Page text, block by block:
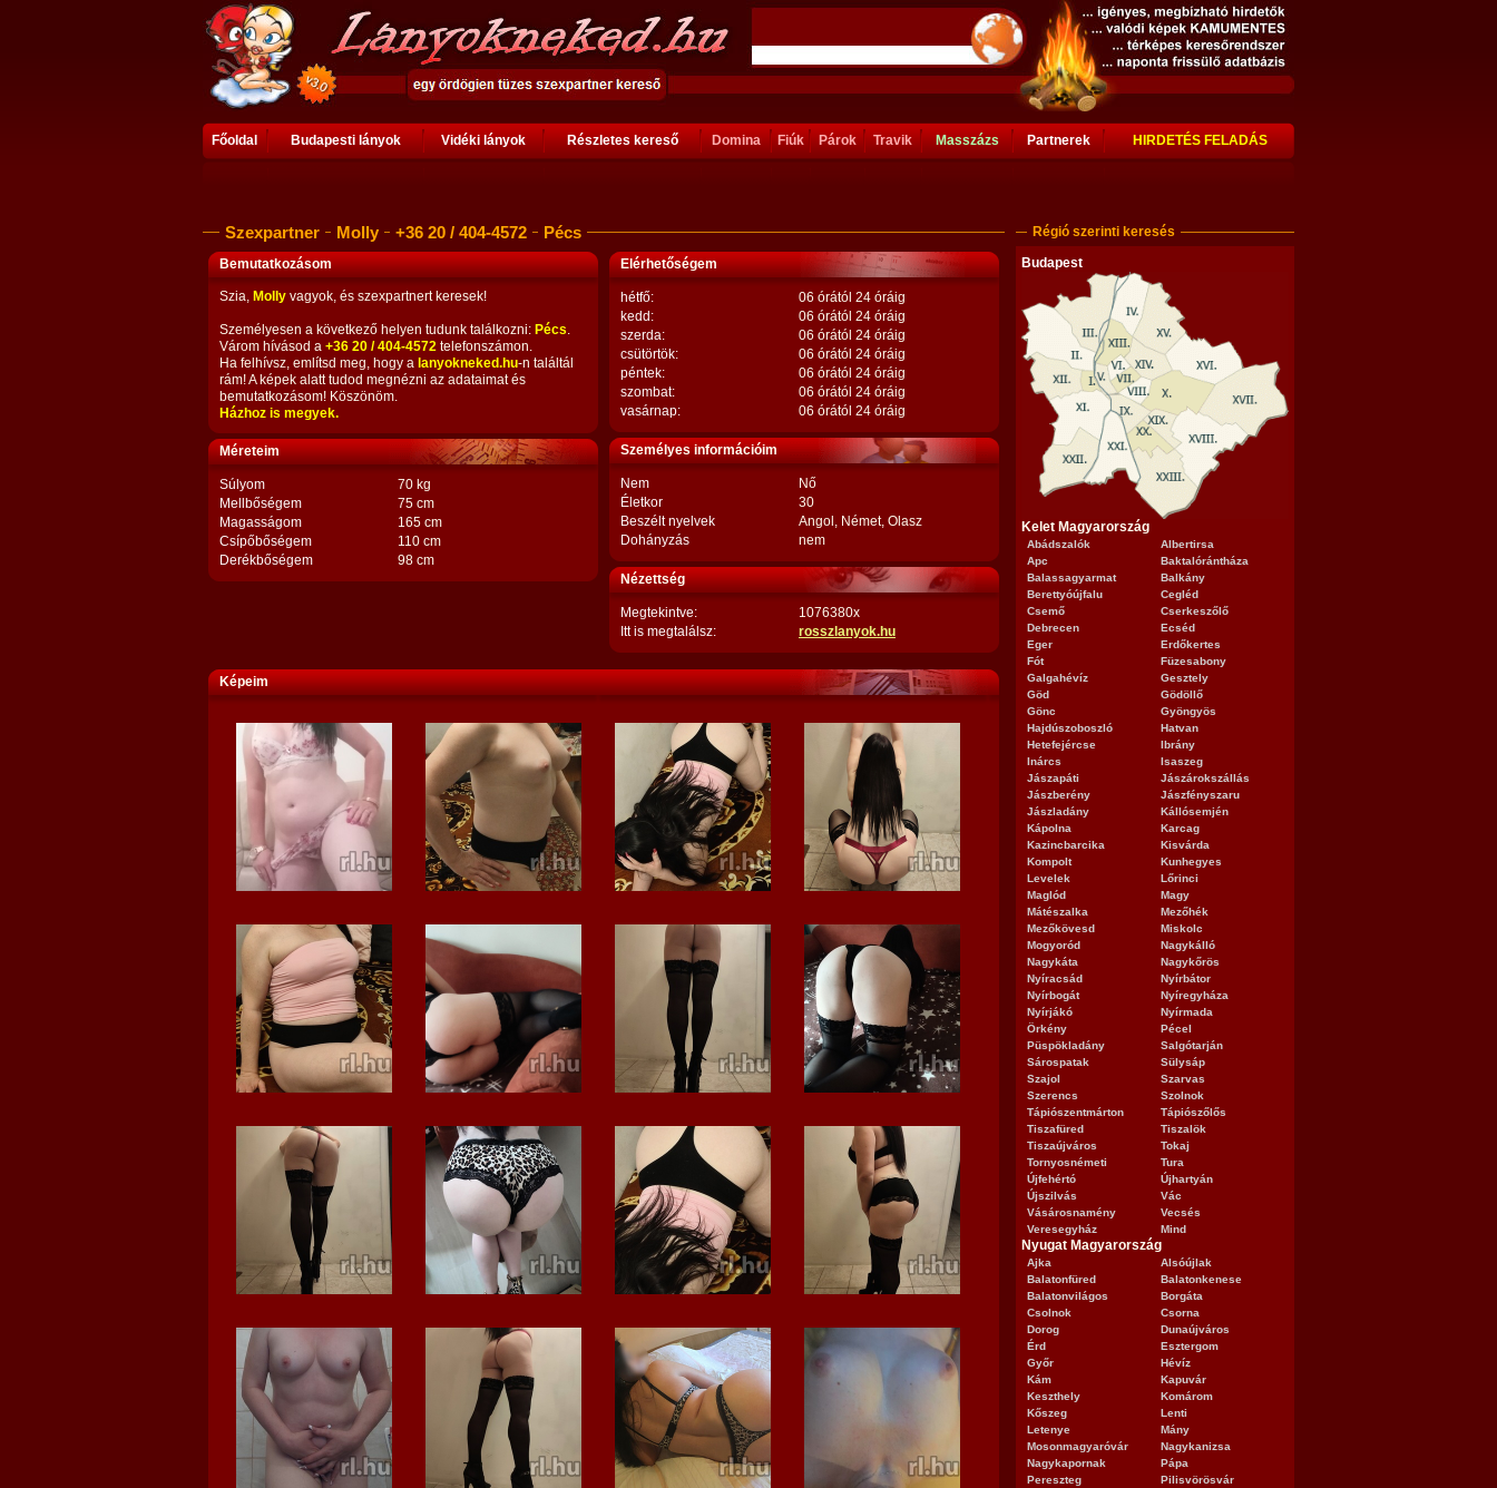
Főoldal Budapesti lányok Vidéki lányok Részletes kereső Domina Fiúk Párok Travik Masszázs Partnerek HIRDETÉS FELADÁS
Szexpartner Molly +36 20 / 404-4572 Pécs
Bemutatkozásom
Szia, Molly vagyok, és szexpartnert keresek!
Személyesen a következő helyen tudunk találkozni: Pécs.
Várom hívásod a +36 20 / 404-4572 telefonszámon.
Ha felhívsz, említsd meg, hogy a lanyokneked.hu-n találtál
rám! A képek alatt tudod megnézni az adataimat és
bemutatkozásom! Köszönöm.
Házhoz is megyek.
Méreteim
Súlyom
70 kg
Mellbőségem
75 cm
Magasságom
165 cm
Csípőbőségem
110 cm
Derékbőségem
98 cm
Elérhetőségem
hétfő:
06 órától 24 óráig
kedd:
06 órától 24 óráig
szerda:
06 órától 24 óráig
csütörtök:
06 órától 24 óráig
péntek:
06 órától 24 óráig
szombat:
06 órától 24 óráig
vasárnap:
06 órától 24 óráig
Személyes információim
Nem
Nő
Életkor
30
Beszélt nyelvek
Angol, Német, Olasz
Dohányzás
nem
Nézettség
Megtekintve:
1076380x
Itt is megtalálsz:
rosszlanyok.hu
Képeim
Régió szerinti keresés
Budapest
Kelet Magyarország
Abádszalók
Albertirsa
Apc
Baktalórántháza
Balassagyarmat
Balkány
Berettyóújfalu
Cegléd
Csemő
Cserkeszőlő
Debrecen
Ecséd
Eger
Erdőkertes
Fót
Füzesabony
Galgahévíz
Gesztely
Göd
Gödöllő
Gönc
Gyöngyös
Hajdúszoboszló
Hatvan
Hetefejércse
Ibrány
Inárcs
Isaszeg
Jászapáti
Jászárokszállás
Jászberény
Jászfényszaru
Jászladány
Kállósemjén
Kápolna
Karcag
Kazincbarcika
Kisvárda
Kompolt
Kunhegyes
Levelek
Lőrinci
Maglód
Magy
Mátészalka
Mezőhék
Mezőkövesd
Miskolc
Mogyoród
Nagykálló
Nagykáta
Nagykőrös
Nyíracsád
Nyírbátor
Nyírbogát
Nyíregyháza
Nyírjákó
Nyírmada
Örkény
Pécel
Püspökladány
Salgótarján
Sárospatak
Sülysáp
Szajol
Szarvas
Szerencs
Szolnok
Tápiószentmárton
Tápiószőlős
Tiszafüred
Tiszalök
Tiszaújváros
Tokaj
Tornyosnémeti
Tura
Újfehértó
Újhartyán
Újszilvás
Vác
Vásárosnamény
Vecsés
Veresegyház
Mind
Nyugat Magyarország
Ajka
Alsóújlak
Balatonfüred
Balatonkenese
Balatonvilágos
Borgáta
Csolnok
Csorna
Dorog
Dunaújváros
Érd
Esztergom
Győr
Hévíz
Kám
Kapuvár
Keszthely
Komárom
Kőszeg
Lenti
Letenye
Mány
Mosonmagyaróvár
Nagykanizsa
Nagykapornak
Pápa
Pereszteg
Pilisvörösvár